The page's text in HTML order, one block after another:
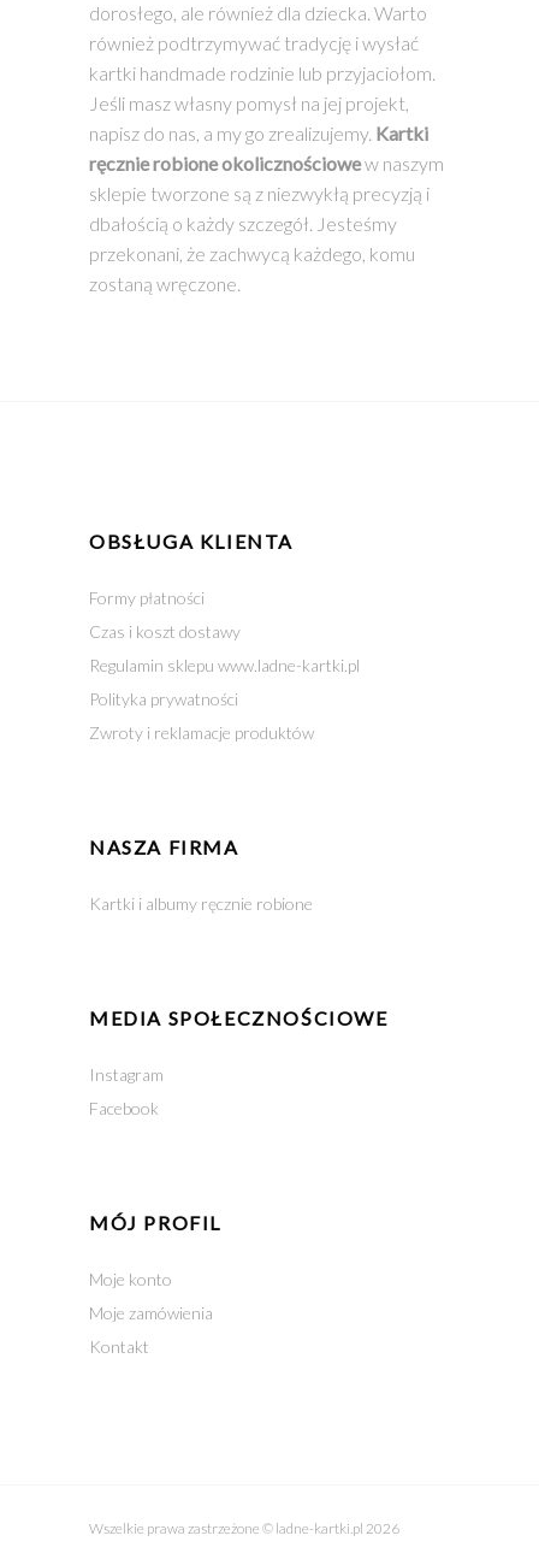
dorosłego, ale również dla dziecka. Warto
również podtrzymywać tradycję i wysłać
kartki handmade rodzinie lub przyjaciołom.
Jeśli masz własny pomysł na jej projekt,
napisz do nas, a my go zrealizujemy. Kartki
ręcznie robione okolicznościowew naszym
sklepie tworzone są z niezwykłą precyzją i
dbałością o każdy szczegół. Jesteśmy
przekonani, że zachwycą każdego, komu
zostaną wręczone.
OBSŁUGA KLIENTA
Formy płatności
Czas i koszt dostawy
Regulamin sklepu www.ladne-kartki.pl
Polityka prywatności
Zwroty i reklamacje produktów
NASZA FIRMA
Kartki i albumy ręcznie robione
MEDIA SPOŁECZNOŚCIOWE
Instagram
Facebook
MÓJ PROFIL
Moje konto
Moje zamówienia
Kontakt
Wszelkie prawa zastrzeżone © ladne-kartki.pl 2026